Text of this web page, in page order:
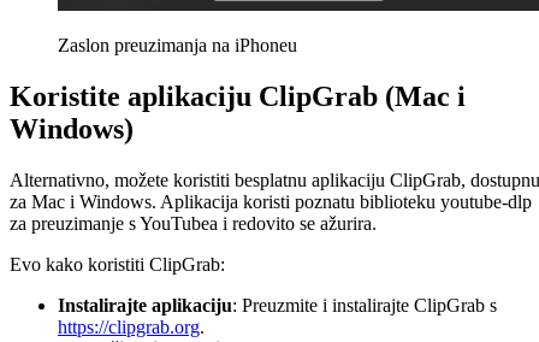
Zaslon preuzimanja na iPhoneu
Koristite aplikaciju ClipGrab (Mac i
Windows)
Alternativno, možete koristiti besplatnu aplikaciju ClipGrab, dostupnu
za Mac i Windows. Aplikacija koristi poznatu biblioteku youtube-dlp
za preuzimanje s YouTubea i redovito se ažurira.
Evo kako koristiti ClipGrab:
Instalirajte aplikaciju: Preuzmite i instalirajte ClipGrab s
https://clipgrab.org.